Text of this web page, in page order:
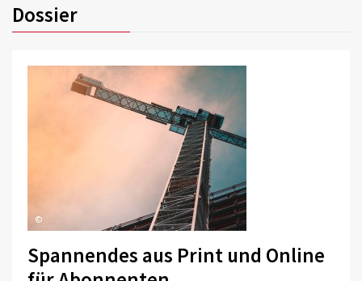
Dossier
©
Spannendes aus Print und Online